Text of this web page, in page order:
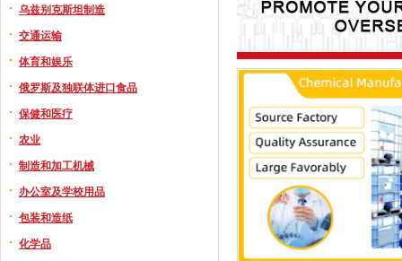
乌兹别克斯坦制造
交通运输
体育和娱乐
俄罗斯及独联体进口食品
保健和医疗
农业
制造和加工机械
办公室及学校用品
包装和造纸
化学品